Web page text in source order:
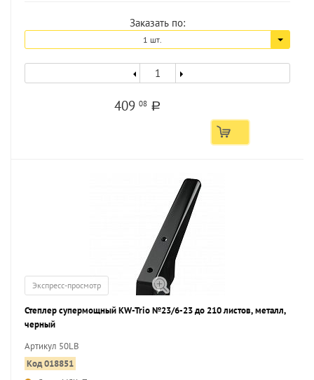
Заказать по:
1 шт.
40908 a
Экспресс-просмотр
Степлер супермощный KW-Trio №23/6-23 до 210 листов, металл,
черный
Артикул 50LB
Код 018851